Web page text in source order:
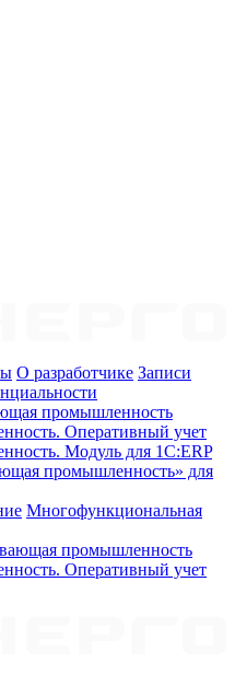
О разработчике Записи
промышленность
Оперативный учет
Модуль для 1С:ERP
промышленность» для
Многофункциональная
промышленность
Оперативный учет